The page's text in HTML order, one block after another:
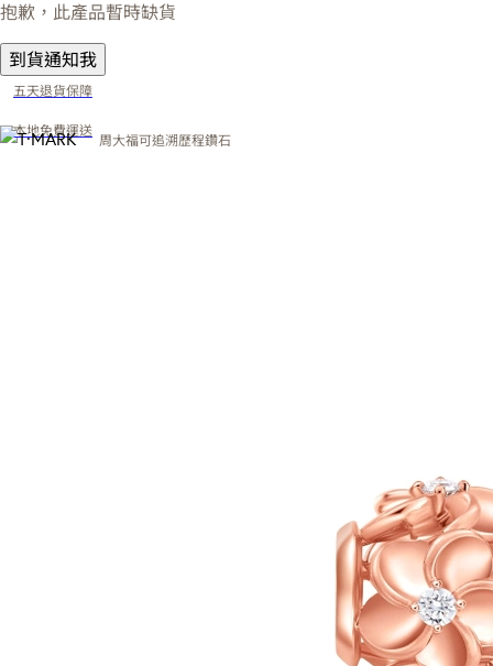
抱歉，此產品暫時缺貨
到貨通知我
五天退貨保障
本地免費運送
周大福可追溯歷程鑽石